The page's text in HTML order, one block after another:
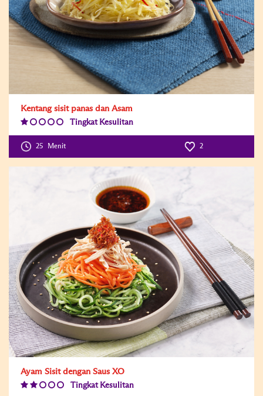
Kentang sisit panas dan Asam
Tingkat Kesulitan
Level:1
25 Menit 2
Ayam Sisit dengan Saus XO
Tingkat Kesulitan